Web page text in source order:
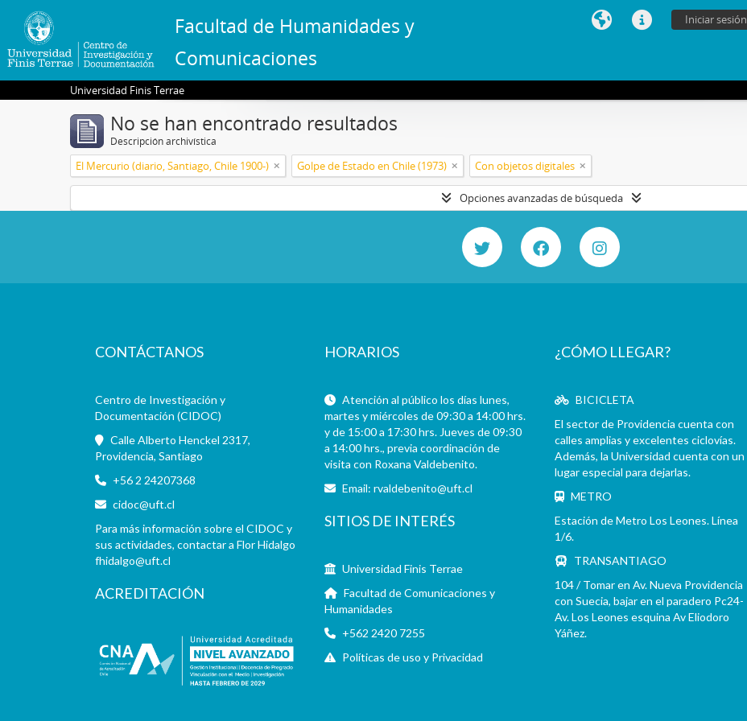
Facultad de Humanidades y
Comunicaciones
Iniciar sesión
Universidad Finis Terrae
No se han encontrado resultados
Descripción archivística
El Mercurio (diario, Santiago, Chile 1900-) Golpe de Estado en Chile (1973) Con objetos digitales
Opciones avanzadas de búsqueda
CONTÁCTANOS
Centro de Investigación y
Documentación (CIDOC)
Calle Alberto Henckel 2317,
Providencia, Santiago
+56 2 24207368
cidoc@uft.cl
Para más información sobre el CIDOC y
sus actividades, contactar a Flor Hidalgo
fhidalgo@uft.cl
ACREDITACIÓN
HORARIOS
Atención al público los días lunes,
martes y miércoles de 09:30 a 14:00 hrs.
y de 15:00 a 17:30 hrs. Jueves de 09:30
a 14:00 hrs., previa coordinación de
visita con Roxana Valdebenito.
Email:rvaldebenito@uft.cl
SITIOS DE INTERÉS
Universidad Finis Terrae
Facultad de Comunicaciones y
Humanidades
+562 2420 7255
Políticas de uso y Privacidad
¿CÓMO LLEGAR?
BICICLETA
El sector de Providencia cuenta con
calles amplias y excelentes ciclovías.
Además, la Universidad cuenta con un
lugar especial para dejarlas.
METRO
Estación de Metro Los Leones. Línea
1/6.
TRANSANTIAGO
104 / Tomar en Av. Nueva Providencia
con Suecia, bajar en el paradero Pc24-
Av. Los Leones esquina Av Eliodoro
Yáñez.